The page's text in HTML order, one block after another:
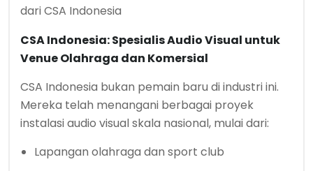
dari CSA Indonesia
CSA Indonesia: Spesialis Audio Visual untuk
Venue Olahraga dan Komersial
CSA Indonesia bukan pemain baru di industri ini.
Mereka telah menangani berbagai proyek
instalasi audio visual skala nasional, mulai dari:
Lapangan olahraga dan sport club